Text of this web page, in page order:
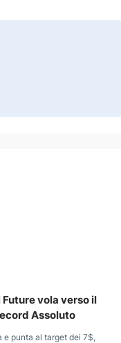
vola verso il
Assoluto
e punta al target dei 7$,